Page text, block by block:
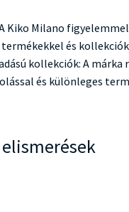
Kiko Milano
és
kollekciók: A
és különleges